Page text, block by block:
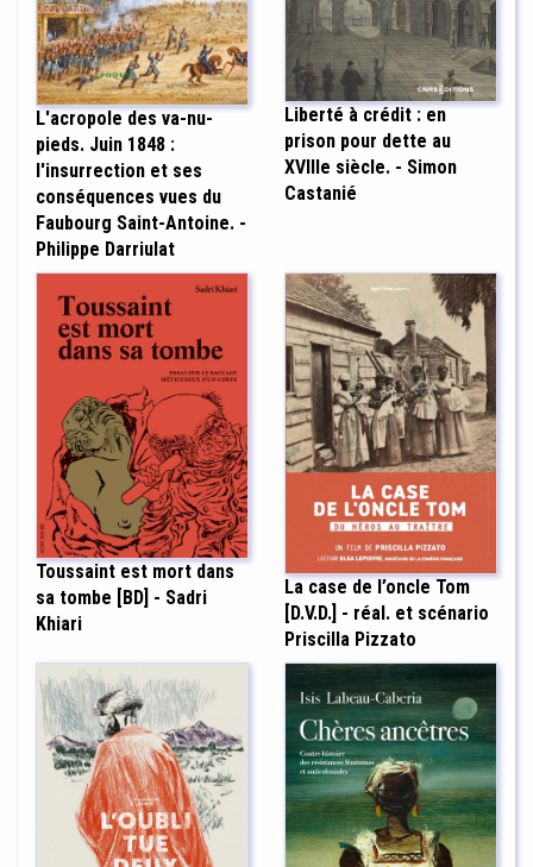
L'acropole des va-nu-
pieds. Juin 1848 :
l'insurrection et ses
conséquences vues du
Faubourg Saint-Antoine. -
Philippe Darriulat
Liberté à crédit : en
prison pour dette au
XVIIIe siècle. - Simon
Castanié
Toussaint est mort dans
sa tombe [BD] - Sadri
Khiari
La case de l’oncle Tom
[D.V.D.] - réal. et scénario
Priscilla Pizzato